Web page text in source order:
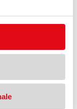
progresului
iubitori de